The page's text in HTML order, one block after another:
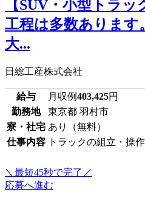
【SUV・小型トラ
工程は多数あります
大...
日総工産株式会社
給与 月収例403,425円
勤務地
東京都 羽村市
寮・社宅 あり（無料）
仕事内容 トラックの組立・操
＼最短45秒で完了／
応募へ進む